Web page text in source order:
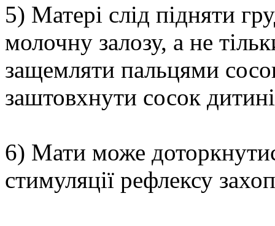
5) Матері слід підняти
молочну залозу, а не
защемляти пальцями
заштовхнути сосок
6) Мати може
стимуляції рефлексу